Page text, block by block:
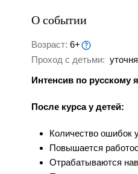
О событии
Возраст: 6+
Проход с детьми:
Интенсив по русскому
После курса у детей:
️Количество ошибок
️Повышается
Отрабатываются